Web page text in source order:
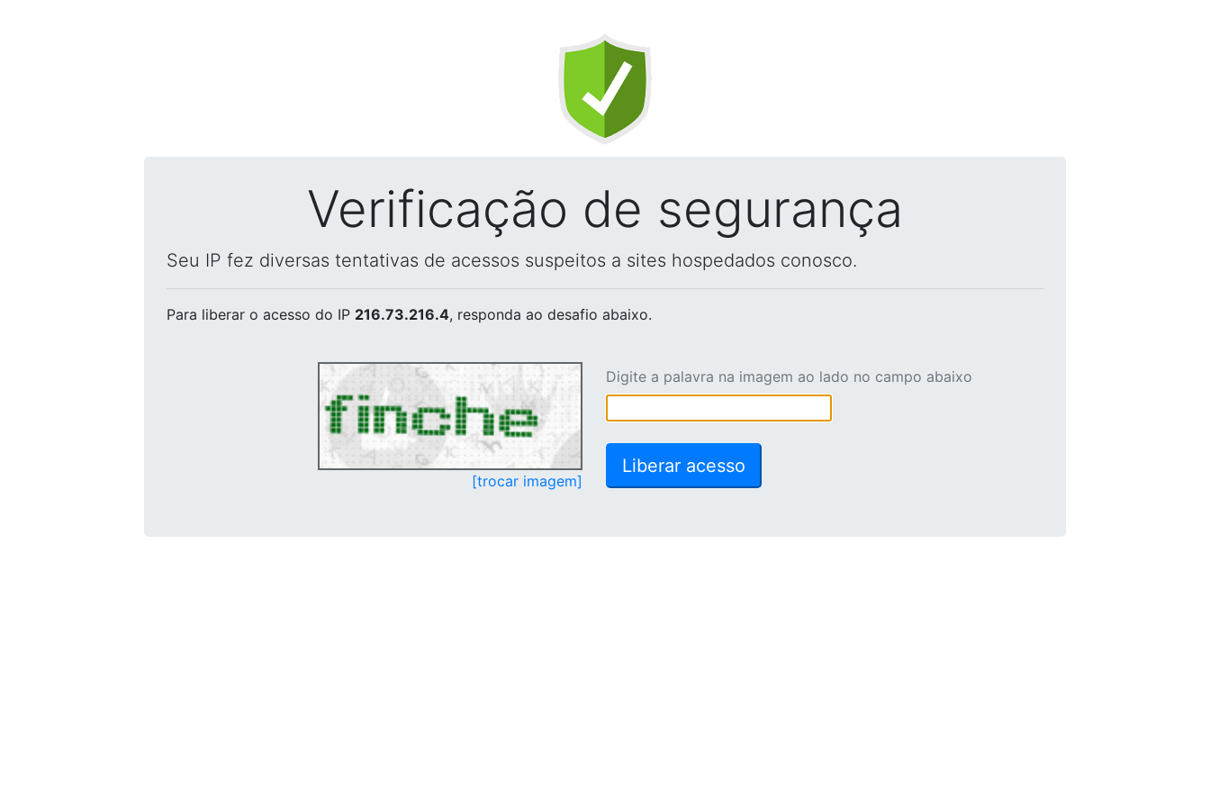
Verificação de segurança
Seu IP fez diversas tentativas de acessos suspeitos a sites hospedados conosco.
Para liberar o acesso do IP 216.73.216.4, responda ao desafio abaixo.
[trocar imagem]
Digite a palavra na imagem ao lado no campo abaixo